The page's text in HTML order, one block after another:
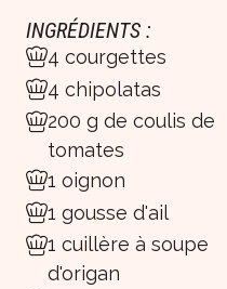
INGRÉDIENTS :
4 courgettes
4 chipolatas
200 g de coulis de
tomates
1 oignon
1 gousse d'ail
1 cuillère à soupe
d'origan